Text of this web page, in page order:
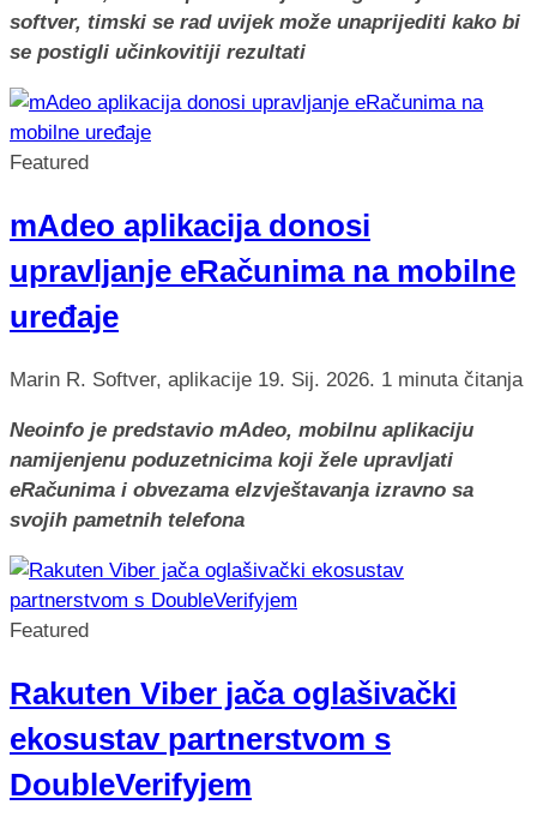
softver, timski se rad uvijek može unaprijediti kako bi
se postigli učinkovitiji rezultati
Featured
mAdeo aplikacija donosi
upravljanje eRačunima na mobilne
uređaje
Marin R. Softver, aplikacije 19. Sij. 2026. 1 minuta čitanja
Neoinfo je predstavio mAdeo, mobilnu aplikaciju
namijenjenu poduzetnicima koji žele upravljati
eRačunima i obvezama eIzvještavanja izravno sa
svojih pametnih telefona
Featured
Rakuten Viber jača oglašivački
ekosustav partnerstvom s
DoubleVerifyjem